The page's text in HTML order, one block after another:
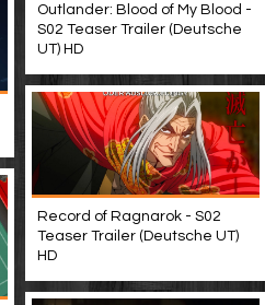
Outlander: Blood of My Blood -
S02 Teaser Trailer (Deutsche
UT) HD
Record of Ragnarok - S02
Teaser Trailer (Deutsche UT)
HD